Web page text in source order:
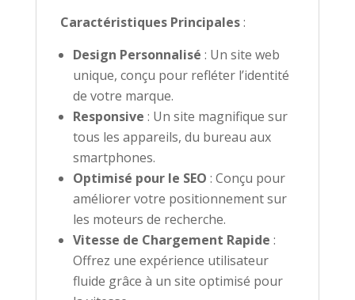
Caractéristiques Principales:
Design Personnalisé : Un site web
unique, conçu pour refléter l’identité
de votre marque.
Responsive : Un site magnifique sur
tous les appareils, du bureau aux
smartphones.
Optimisé pour le SEO : Conçu pour
améliorer votre positionnement sur
les moteurs de recherche.
Vitesse de Chargement Rapide :
Offrez une expérience utilisateur
fluide grâce à un site optimisé pour